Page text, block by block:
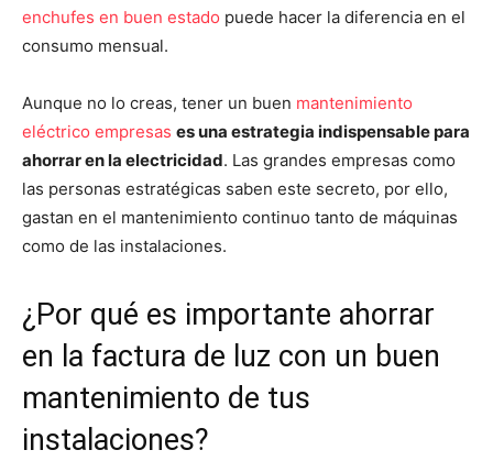
enchufes en buen estado puede hacer la diferencia en el
consumo mensual.
Aunque no lo creas, tener un buen mantenimiento
eléctrico empresas es una estrategia indispensable para
ahorrar en la electricidad. Las grandes empresas como
las personas estratégicas saben este secreto, por ello,
gastan en el mantenimiento continuo tanto de máquinas
como de las instalaciones.
¿Por qué es importante ahorrar
en la factura de luz con un buen
mantenimiento de tus
instalaciones?